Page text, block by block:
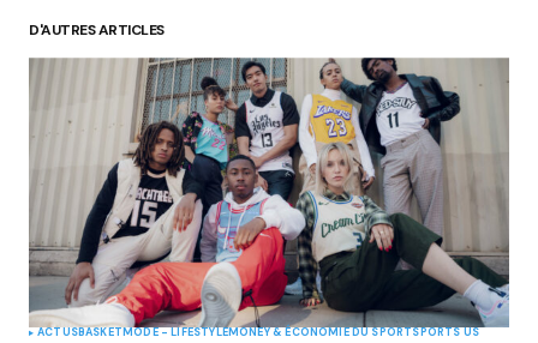
D'AUTRES ARTICLES
ACTUSBASKET MODE - LIFESTYLEMONEY & ÉCONOMIE DU SPORTSPORTS US